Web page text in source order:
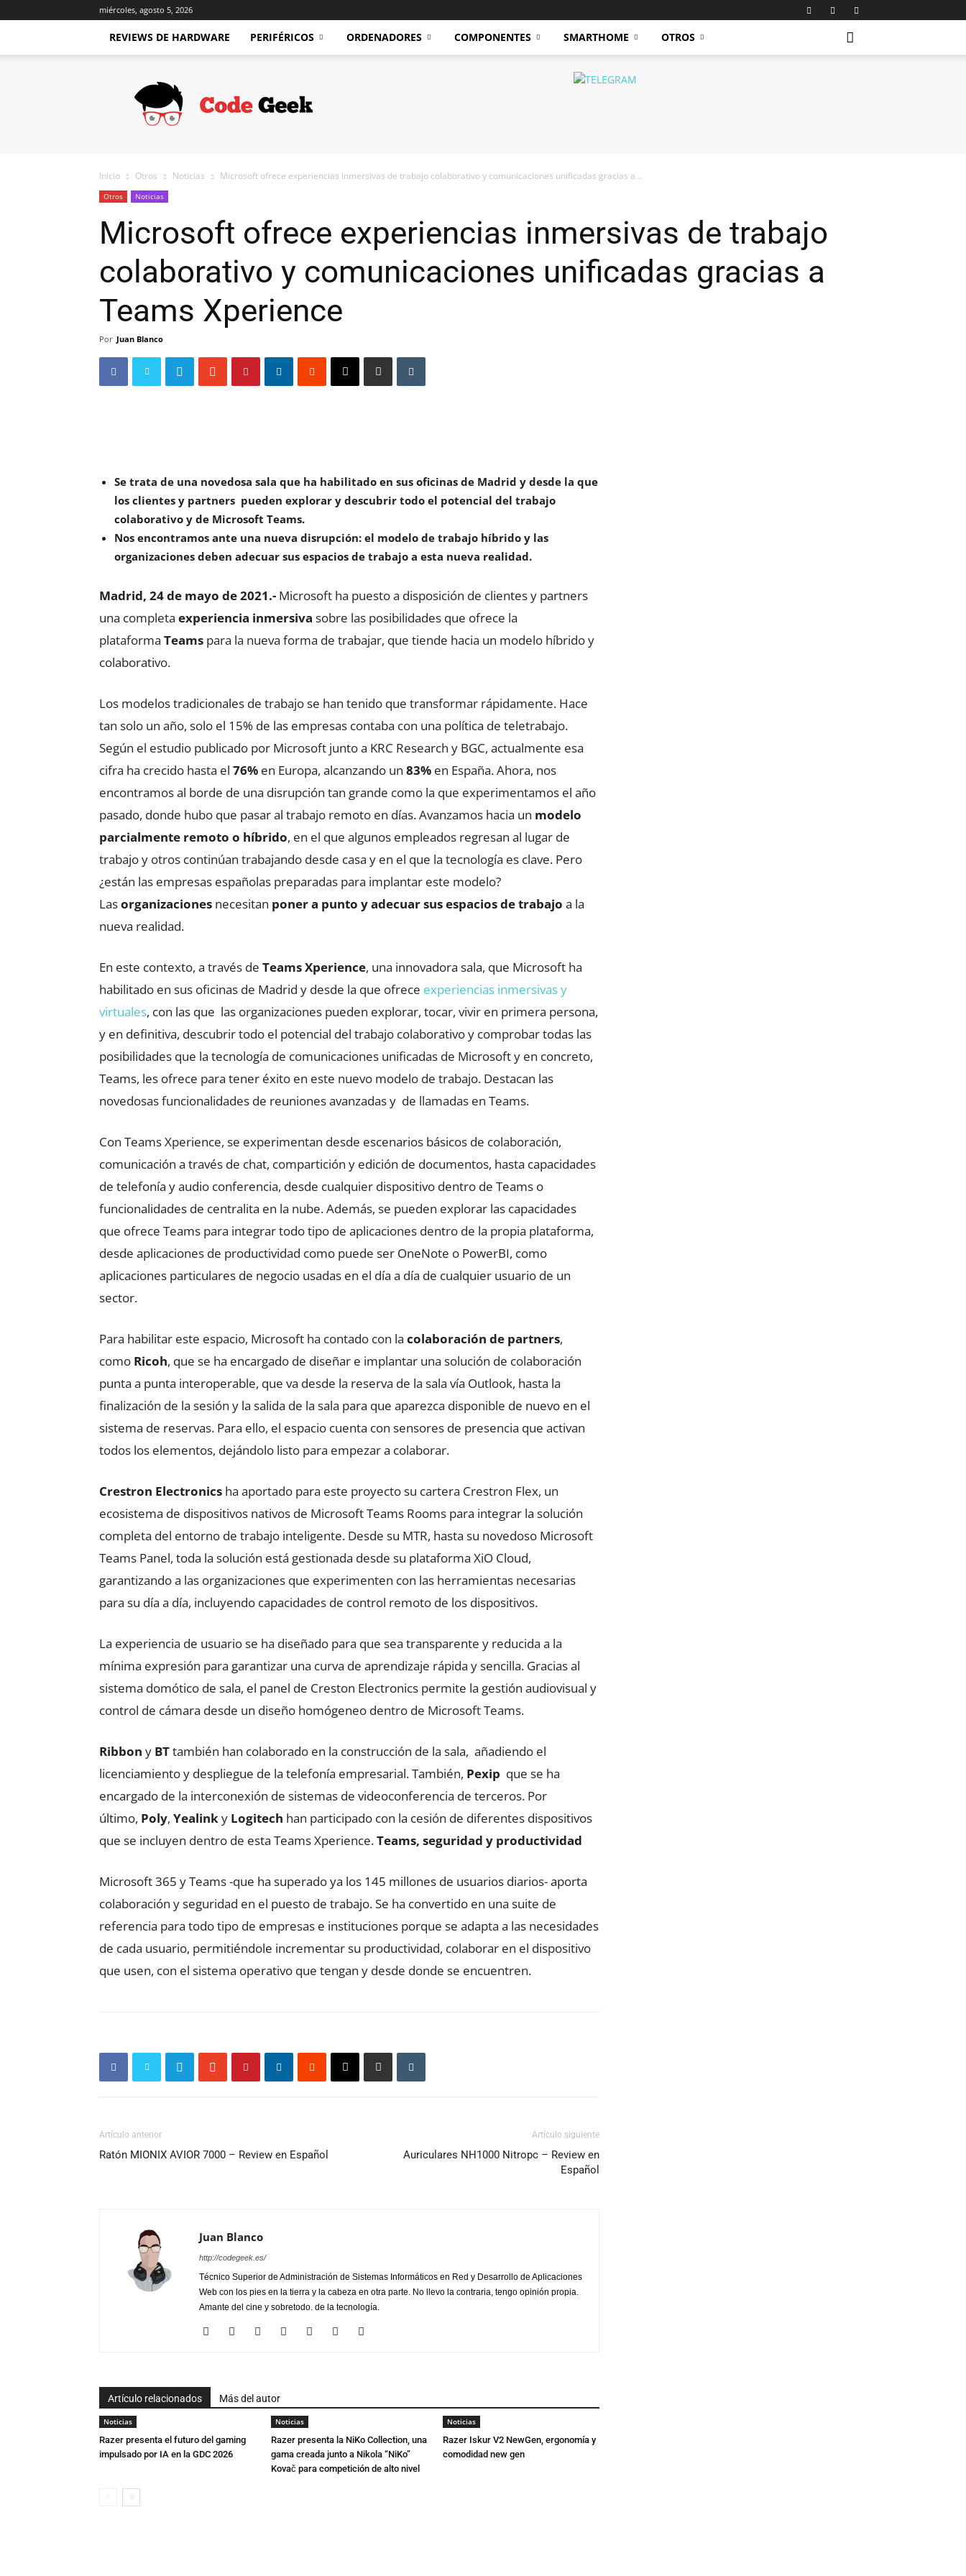
miércoles, agosto 5, 2026
REVIEWS DE HARDWARE PERIFÉRICOS ORDENADORES COMPONENTES SMARTHOME OTROS
Code
Geek
Inicio Otros Noticias Microsoft ofrece experiencias inmersivas de trabajo colaborativo y comunicaciones unificadas gracias a...
Otros Noticias
Microsoft ofrece experiencias inmersivas de trabajo
colaborativo y comunicaciones unificadas gracias a
Teams Xperience
Por Juan Blanco
Se trata de una novedosa sala que ha habilitado en sus oficinas de Madrid y desde la que
los clientes y partners pueden explorar y descubrir todo el potencial del trabajo
colaborativo y de Microsoft Teams.
Nos encontramos ante una nueva disrupción: el modelo de trabajo híbrido y las
organizaciones deben adecuar sus espacios de trabajo a esta nueva realidad.
Madrid, 24 de mayo de 2021.- Microsoft ha puesto a disposición de clientes y partners
una completa experiencia inmersiva sobre las posibilidades que ofrece la
plataforma Teams para la nueva forma de trabajar, que tiende hacia un modelo híbrido y
colaborativo.
Los modelos tradicionales de trabajo se han tenido que transformar rápidamente. Hace
tan solo un año, solo el 15% de las empresas contaba con una política de teletrabajo.
Según el estudio publicado por Microsoft junto a KRC Research y BGC, actualmente esa
cifra ha crecido hasta el 76% en Europa, alcanzando un 83% en España. Ahora, nos
encontramos al borde de una disrupción tan grande como la que experimentamos el año
pasado, donde hubo que pasar al trabajo remoto en días. Avanzamos hacia un modelo
parcialmente remoto o híbrido, en el que algunos empleados regresan al lugar de
trabajo y otros continúan trabajando desde casa y en el que la tecnología es clave. Pero
¿están las empresas españolas preparadas para implantar este modelo?
Lasorganizaciones necesitan poner a punto y adecuar sus espacios de trabajo a la
nueva realidad.
En este contexto, a través de Teams Xperience, una innovadora sala, que Microsoft ha
habilitado en sus oficinas de Madrid y desde la que ofrece experiencias inmersivas y
virtuales, con las que las organizaciones pueden explorar, tocar, vivir en primera persona,
y en definitiva, descubrir todo el potencial del trabajo colaborativo y comprobar todas las
posibilidades que la tecnología de comunicaciones unificadas de Microsoft y en concreto,
Teams, les ofrece para tener éxito en este nuevo modelo de trabajo. Destacan las
novedosas funcionalidades de reuniones avanzadas y de llamadas en Teams.
Con Teams Xperience, se experimentan desde escenarios básicos de colaboración,
comunicación a través de chat, compartición y edición de documentos, hasta capacidades
de telefonía y audio conferencia, desde cualquier dispositivo dentro de Teams o
funcionalidades de centralita en la nube. Además, se pueden explorar las capacidades
que ofrece Teams para integrar todo tipo de aplicaciones dentro de la propia plataforma,
desde aplicaciones de productividad como puede ser OneNote o PowerBI, como
aplicaciones particulares de negocio usadas en el día a día de cualquier usuario de un
sector.
Para habilitar este espacio, Microsoft ha contado con la colaboración de partners,
como Ricoh, que se ha encargado de diseñar e implantar una solución de colaboración
punta a punta interoperable, que va desde la reserva de la sala vía Outlook, hasta la
finalización de la sesión y la salida de la sala para que aparezca disponible de nuevo en el
sistema de reservas. Para ello, el espacio cuenta con sensores de presencia que activan
todos los elementos, dejándolo listo para empezar a colaborar.
Crestron Electronics ha aportado para este proyecto su cartera Crestron Flex, un
ecosistema de dispositivos nativos de Microsoft Teams Rooms para integrar la solución
completa del entorno de trabajo inteligente. Desde su MTR, hasta su novedoso Microsoft
Teams Panel, toda la solución está gestionada desde su plataforma XiO Cloud,
garantizando a las organizaciones que experimenten con las herramientas necesarias
para su día a día, incluyendo capacidades de control remoto de los dispositivos.
La experiencia de usuario se ha diseñado para que sea transparente y reducida a la
mínima expresión para garantizar una curva de aprendizaje rápida y sencilla. Gracias al
sistema domótico de sala, el panel de Creston Electronics permite la gestión audiovisual y
control de cámara desde un diseño homógeneo dentro de Microsoft Teams.
Ribbon y BTtambién han colaborado en la construcción de la sala, añadiendo el
licenciamiento y despliegue de la telefonía empresarial. También, Pexip que se ha
encargado de la interconexión de sistemas de videoconferencia de terceros. Por
último, Poly, Yealinky Logitech han participado con la cesión de diferentes dispositivos
que se incluyen dentro de esta Teams Xperience.Teams, seguridad y productividad
Microsoft 365 y Teams -que ha superado ya los 145 millones de usuarios diarios- aporta
colaboración y seguridad en el puesto de trabajo. Se ha convertido en una suite de
referencia para todo tipo de empresas e instituciones porque se adapta a las necesidades
de cada usuario, permitiéndole incrementar su productividad, colaborar en el dispositivo
que usen, con el sistema operativo que tengan y desde donde se encuentren.
Artículo anterior
Ratón MIONIX AVIOR 7000 – Review en Español
Artículo siguiente
Auriculares NH1000 Nitropc – Review en
Español
Juan Blanco
http://codegeek.es/
Técnico Superior de Administración de Sistemas Informáticos en Red y Desarrollo de Aplicaciones
Web con los pies en la tierra y la cabeza en otra parte. No llevo la contraria, tengo opinión propia.
Amante del cine y sobretodo. de la tecnología.
Artículo relacionados Más del autor
Noticias
Razer presenta el futuro del gaming
impulsado por IA en la GDC 2026
Noticias
Razer presenta la NiKo Collection, una
gama creada junto a Nikola “NiKo”
Kovač para competición de alto nivel
Noticias
Razer Iskur V2 NewGen, ergonomía y
comodidad new gen